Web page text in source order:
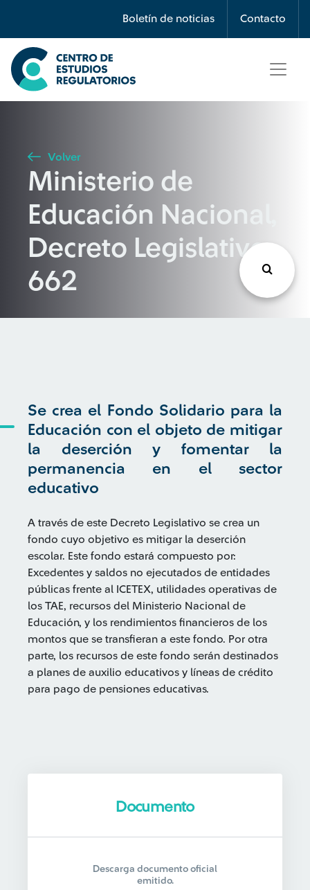
Boletín de noticias Contacto
Búsqueda
Seleccione país
Buscar
Volver
Ministerio de
Educación Nacional,
Decreto Legislativo
662
Se crea el Fondo Solidario para la
Educación con el objeto de mitigar
la deserción y fomentar la
permanencia en el sector
educativo
A través de este Decreto Legislativo se crea un
fondo cuyo objetivo es mitigar la deserción
escolar. Este fondo estará compuesto por:
Excedentes y saldos no ejecutados de entidades
públicas frente al ICETEX, utilidades operativas de
los TAE, recursos del Ministerio Nacional de
Educación, y los rendimientos financieros de los
montos que se transfieran a este fondo. Por otra
parte, los recursos de este fondo serán destinados
a planes de auxilio educativos y líneas de crédito
para pago de pensiones educativas.
Documento
Descarga documento oficial
emitido.